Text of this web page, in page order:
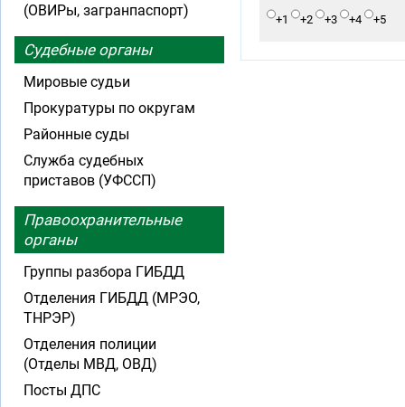
+1 +2 +3 +4 +5
(ОВИРы, загранпаспорт)
Судебные органы
Мировые судьи
Прокуратуры по округам
Районные суды
Служба судебных
приставов (УФССП)
Правоохранительные
органы
Группы разбора ГИБДД
Отделения ГИБДД (МРЭО,
ТНРЭР)
Отделения полиции
(Отделы МВД, ОВД)
Посты ДПС